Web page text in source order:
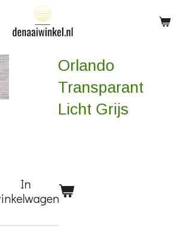
Orlando
Transparant
Licht Grijs
In